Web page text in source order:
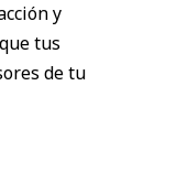
y
tus
de tu